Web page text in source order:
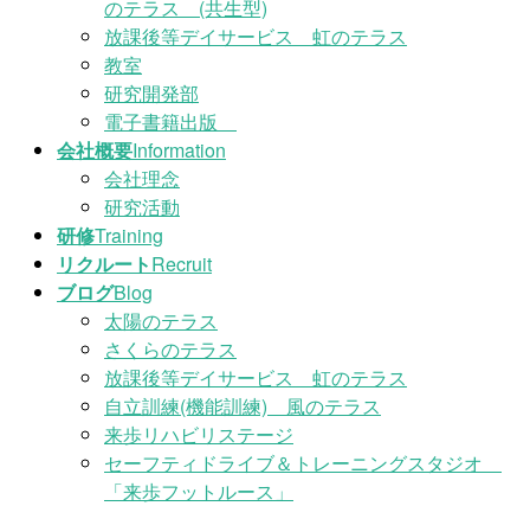
のテラス (共生型)
放課後等デイサービス 虹のテラス
教室
研究開発部
電子書籍出版
会社概要Information
会社理念
研究活動
研修Training
リクルートRecruit
ブログBlog
太陽のテラス
さくらのテラス
放課後等デイサービス 虹のテラス
自立訓練(機能訓練) 風のテラス
来歩リハビリステージ
セーフティドライブ＆トレーニングスタジオ
「来歩フットルース」